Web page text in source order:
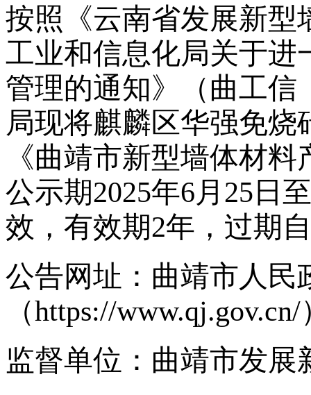
按照《云南省发展新型
工业和信息化局关于进
管理的通知》（曲工信
局现将麒麟区华强免
《曲靖市新型墙体材
公示期2025年6月25日
效，有效期2年，过期
公告网址：曲靖市人民
（https://www.qj.gov.cn/
监督单位：曲靖市发